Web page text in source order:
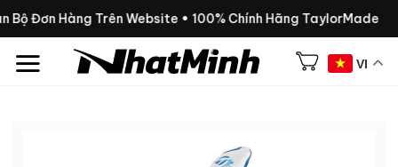
Chuyển
đến
nội
dung
Bộ Đơn Hàng Trên Website • 100% Chính Hãng TaylorMade
VI